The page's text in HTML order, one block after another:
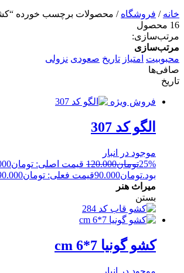
خانه / فروشگاه / محصولات برچسب خورده
16 محصول
مرتب‌سازی:
مرتب‌سازی
محبوبیت امتیاز تاریخ صعودی نزولی
صافی‌ها
تاریخ
فروش ویژه
الگو کد 307
موجود در انبار
25%تومان120.000
قیمت
بود.تومان90.000قیمت فعلی: تومان90.000.
میراث هنر
بستن
کشو گونیا 7*6 cm
موجود در انبار